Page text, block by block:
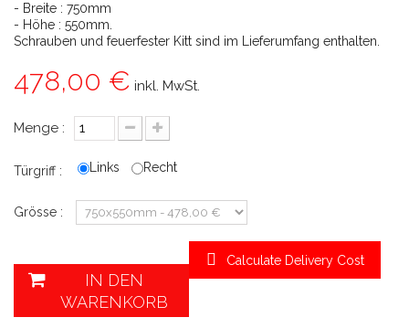
- Breite : 750mm
- Höhe : 550mm.
Schrauben und feuerfester Kitt sind im Lieferumfang enthalten.
478,00 € inkl. MwSt.
Menge :
Türgriff : Links Recht
Grösse :
Calculate Delivery Cost
IN DEN
WARENKORB